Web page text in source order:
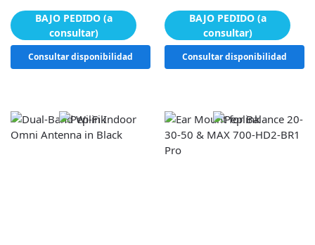
Consultar disponibilidad
BAJO PEDIDO (a
consultar)
Consultar disponibilidad
BAJO PEDIDO (a
consultar)